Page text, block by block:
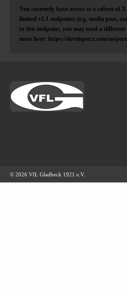
You currently have access to a subset of
limited v1.1 endpoints (e.g. media post,
to this endpoint, you may need a different
more here: https://developer.x.com/en/
© 2026 VfL Gladbeck 1921 e.V.